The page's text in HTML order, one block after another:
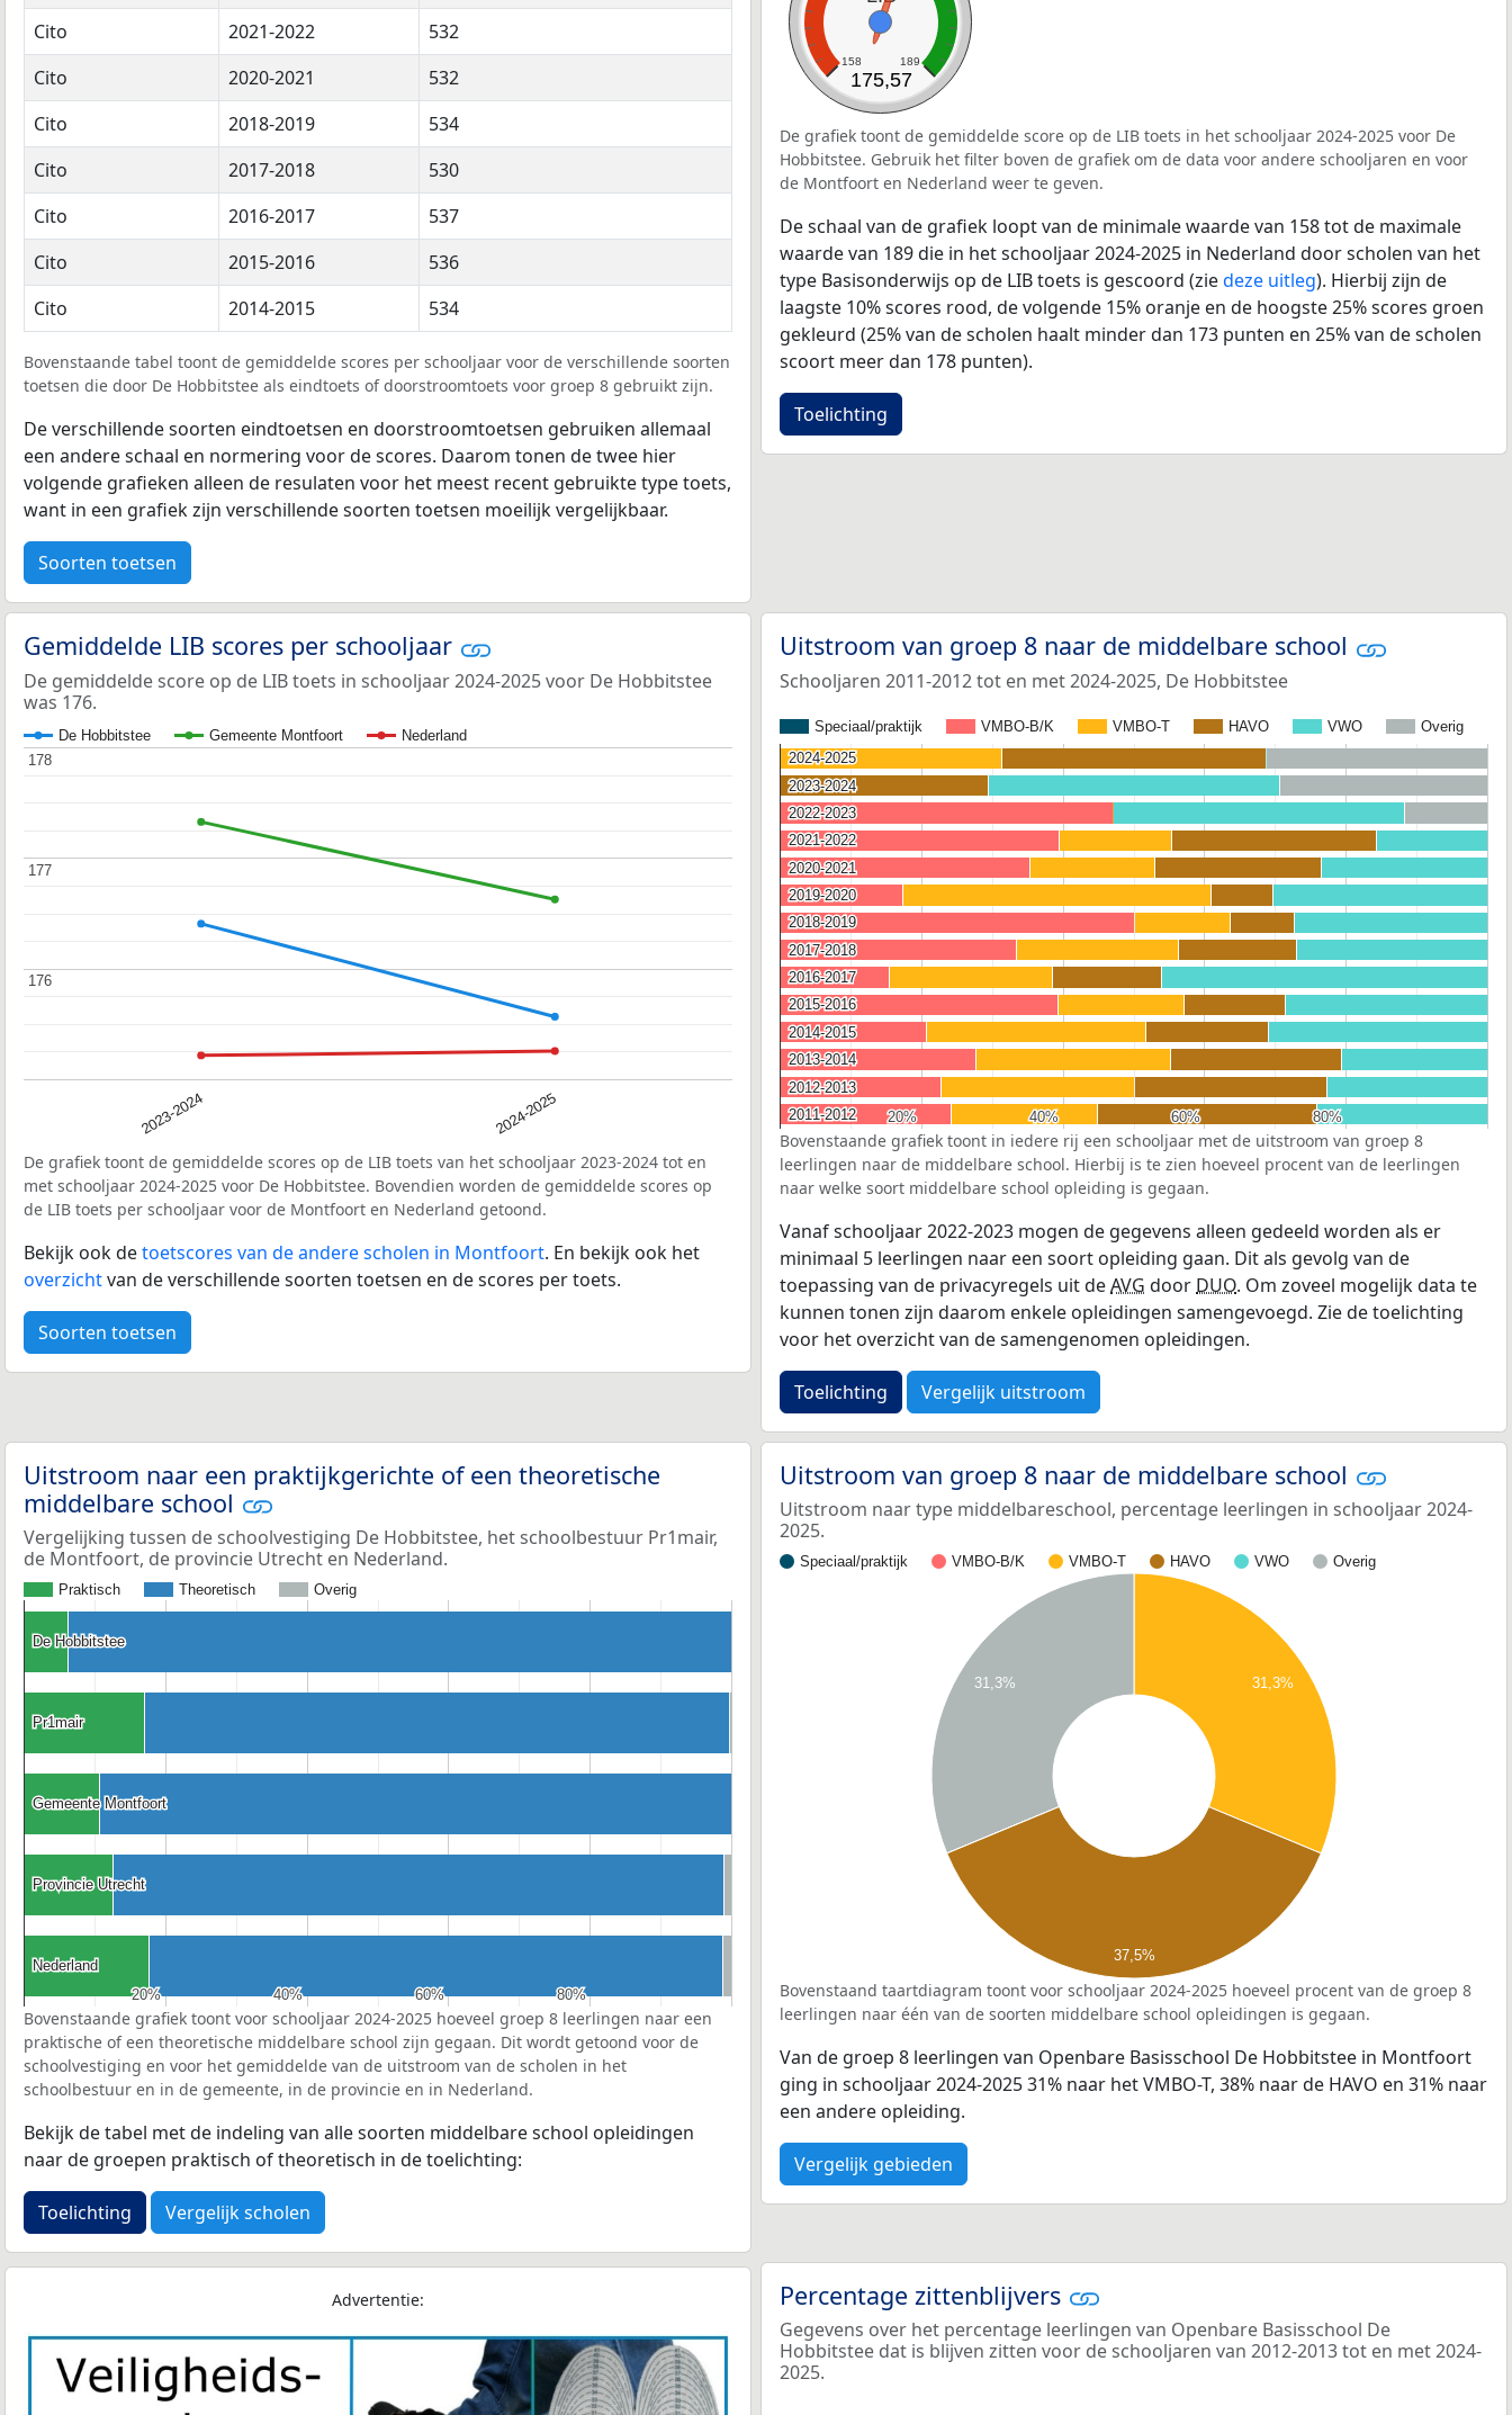
Cito
2021-2022
532
Cito
2020-2021
532
Cito
2018-2019
534
Cito
2017-2018
530
Cito
2016-2017
537
Cito
2015-2016
536
Cito
2014-2015 534
Bovenstaande tabel toont de gemiddelde scores per schooljaar voor de verschillende soorten
toetsen die door De Hobbitstee als eindtoets of doorstroomtoets voor groep 8 gebruikt zijn.
De verschillende soorten eindtoetsen en doorstroomtoetsen gebruiken allemaal
een andere schaal en normering voor de scores. Daarom tonen de twee hier
volgende grafieken alleen de resulaten voor het meest recent gebruikte type toets,
want in een grafiek zijn verschillende soorten toetsen moeilijk vergelijkbaar.
Soorten toetsen
158 189
175,57
De grafiek toont de gemiddelde score op de LIB toets in het schooljaar 2024-2025 voor De
Hobbitstee. Gebruik het filter boven de grafiek om de data voor andere schooljaren en voor
de Montfoort en Nederland weer te geven.
De schaal van de grafiek loopt van de minimale waarde van 158 tot de maximale
waarde van 189 die in het schooljaar 2024-2025 in Nederland door scholen van het
type Basisonderwijs op de LIB toets is gescoord (ziedeze uitleg). Hierbij zijn de
laagste 10% scores rood, de volgende 15% oranje en de hoogste 25% scores groen
gekleurd (25% van de scholen haalt minder dan 173 punten en 25% van de scholen
scoort meer dan 178 punten).
Toelichting
Gemiddelde LIB scores per schooljaar
De gemiddelde score op de LIB toets in schooljaar 2024-2025 voor De Hobbitstee
was 176.
De Hobbitstee Gemeente Montfoort Nederland
2023-2024 2024-2025
176
176
177
177
178
178
De grafiek toont de gemiddelde scores op de LIB toets van het schooljaar 2023-2024 tot en
met schooljaar 2024-2025 voor De Hobbitstee. Bovendien worden de gemiddelde scores op
de LIB toets per schooljaar voor de Montfoort en Nederland getoond.
Bekijk ook detoetscores van de andere scholen in Montfoort. En bekijk ook het
overzichtvan de verschillende soorten toetsen en de scores per toets.
Soorten toetsen
Uitstroom van groep 8 naar de middelbare school
Schooljaren 2011-2012 tot en met 2024-2025, De Hobbitstee
Speciaal/praktijk VMBO-B/K VMBO-T HAVO VWO Overig
20%
20% 40%
40% 60%
60% 80%
80%
2024-2025
2024-2025
2023-2024
2023-2024
2022-2023
2022-2023
2021-2022
2021-2022
2020-2021
2020-2021
2019-2020
2019-2020
2018-2019
2018-2019
2017-2018
2017-2018
2016-2017
2016-2017
2015-2016
2015-2016
2014-2015
2014-2015
2013-2014
2013-2014
2012-2013
2012-2013
2011-2012
2011-2012
Bovenstaande grafiek toont in iedere rij een schooljaar met de uitstroom van groep 8
leerlingen naar de middelbare school. Hierbij is te zien hoeveel procent van de leerlingen
naar welke soort middelbare school opleiding is gegaan.
Vanaf schooljaar 2022-2023 mogen de gegevens alleen gedeeld worden als er
minimaal 5 leerlingen naar een soort opleiding gaan. Dit als gevolg van de
toepassing van de privacyregels uit deAVG door DUO. Om zoveel mogelijk data te
kunnen tonen zijn daarom enkele opleidingen samengevoegd. Zie de toelichting
voor het overzicht van de samengenomen opleidingen.
Toelichting Vergelijk uitstroom
Uitstroom naar een praktijkgerichte of een theoretische
middelbare school
Vergelijking tussen de schoolvestiging De Hobbitstee, het schoolbestuur Pr1mair,
de Montfoort, de provincie Utrecht en Nederland.
Praktisch Theoretisch Overig
20%
20% 40%
40% 60%
60% 80%
80%
De Hobbitstee
De Hobbitstee
Pr1mair
Pr1mair
Gemeente Montfoort
Gemeente Montfoort
Provincie Utrecht
Provincie Utrecht
Nederland
Nederland
Bovenstaande grafiek toont voor schooljaar 2024-2025 hoeveel groep 8 leerlingen naar een
praktische of een theoretische middelbare school zijn gegaan. Dit wordt getoond voor de
schoolvestiging en voor het gemiddelde van de uitstroom van de scholen in het
schoolbestuur en in de gemeente, in de provincie en in Nederland.
Bekijk de tabel met de indeling van alle soorten middelbare school opleidingen
naar de groepen praktisch of theoretisch in de toelichting:
Toelichting Vergelijk scholen
Uitstroom van groep 8 naar de middelbare school
Uitstroom naar type middelbareschool, percentage leerlingen in schooljaar 2024-
2025.
Speciaal/praktijk VMBO-B/K VMBO-T HAVO VWO Overig
31,3%
31,3%
37,5%
Bovenstaand taartdiagram toont voor schooljaar 2024-2025 hoeveel procent van de groep 8
leerlingen naar één van de soorten middelbare school opleidingen is gegaan.
Van de groep 8 leerlingen van Openbare Basisschool De Hobbitstee in Montfoort
ging in schooljaar 2024-2025 31% naar het VMBO-T, 38% naar de HAVO en 31% naar
een andere opleiding.
Vergelijk gebieden
Advertentie: Percentage zittenblijvers
Gegevens over het percentage leerlingen van Openbare Basisschool De
Hobbitstee dat is blijven zitten voor de schooljaren van 2012-2013 tot en met 2024-
2025.